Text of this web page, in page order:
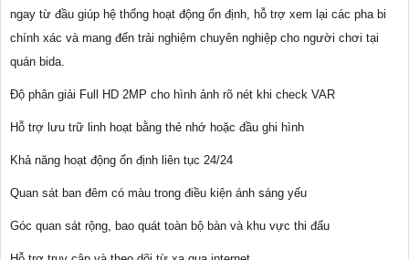
ngay từ đầu giúp hệ thống hoạt động ổn định, hỗ trợ xem lại các pha bi
chính xác và mang đến trải nghiệm chuyên nghiệp cho người chơi tại
quán bida.
Độ phân giải Full HD 2MP cho hình ảnh rõ nét khi check VAR
Hỗ trợ lưu trữ linh hoạt bằng thẻ nhớ hoặc đầu ghi hình
Khả năng hoạt động ổn định liên tục 24/24
Quan sát ban đêm có màu trong điều kiện ánh sáng yếu
Góc quan sát rộng, bao quát toàn bộ bàn và khu vực thi đấu